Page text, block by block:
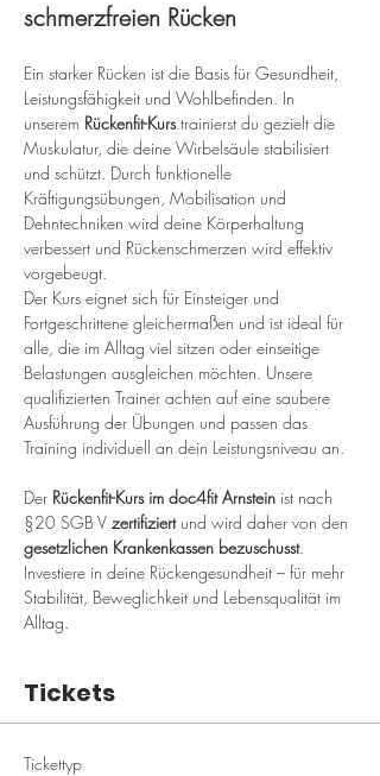
schmerzfreien Rücken
Ein starker Rücken ist die Basis für Gesundheit,
Leistungsfähigkeit und Wohlbefinden. In
unserem Rückenfit-Kurs trainierst du gezielt die
Muskulatur, die deine Wirbelsäule stabilisiert
und schützt. Durch funktionelle
Kräftigungsübungen, Mobilisation und
Dehntechniken wird deine Körperhaltung
verbessert und Rückenschmerzen wird effektiv
vorgebeugt.
Der Kurs eignet sich für Einsteiger und
Fortgeschrittene gleichermaßen und ist ideal für
alle, die im Alltag viel sitzen oder einseitige
Belastungen ausgleichen möchten. Unsere
qualifizierten Trainer achten auf eine saubere
Ausführung der Übungen und passen das
Training individuell an dein Leistungsniveau an.
Der Rückenfit-Kurs im doc4fit Arnstein ist nach
§20 SGB V zertifiziert und wird daher von den
gesetzlichen Krankenkassen bezuschusst.
Investiere in deine Rückengesundheit – für mehr
Stabilität, Beweglichkeit und Lebensqualität im
Alltag.
Tickets
Tickettyp